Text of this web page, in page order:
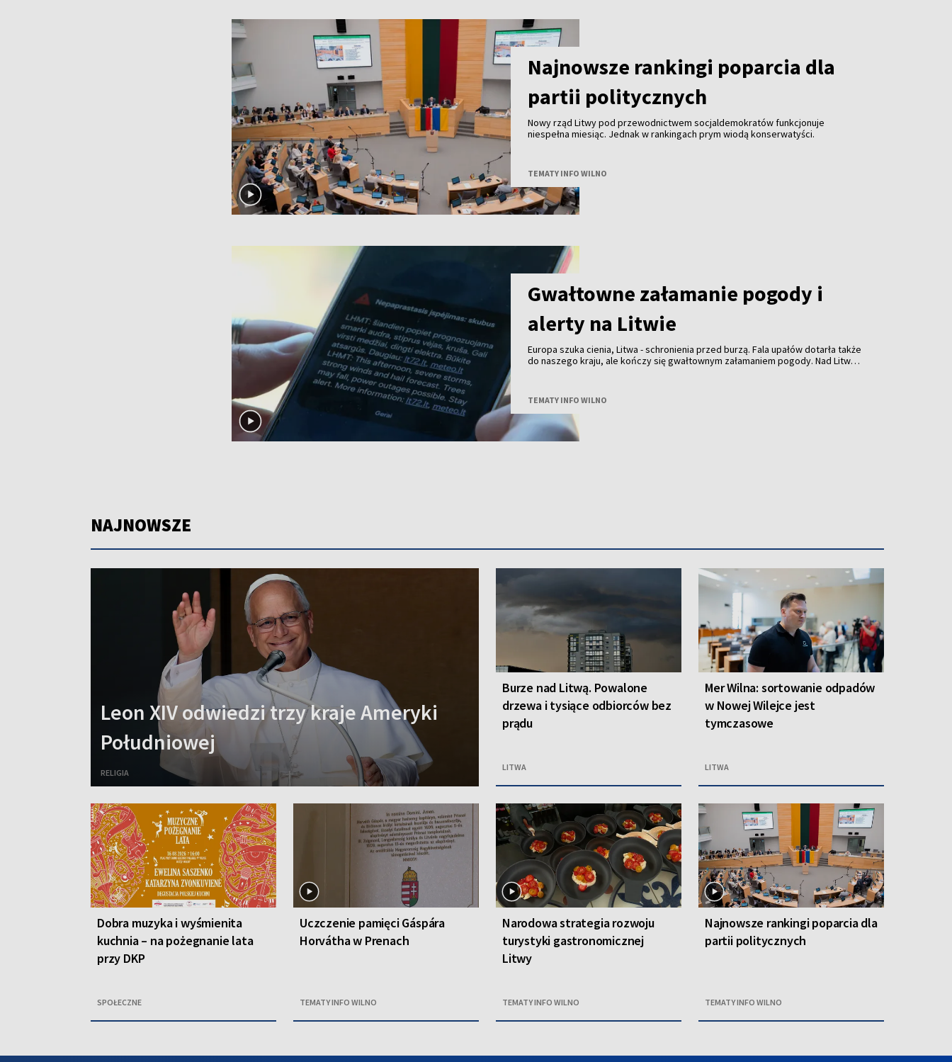
Najnowsze rankingi poparcia dla
partii politycznych
Nowy rząd Litwy pod przewodnictwem socjaldemokratów funkcjonuje
niespełna miesiąc. Jednak w rankingach prym wiodą konserwatyści.
TEMATY INFO WILNO
Gwałtowne załamanie pogody i
alerty na Litwie
Europa szuka cienia, Litwa - schronienia przed burzą. Fala upałów dotarła także
do naszego kraju, ale kończy się gwałtownym załamaniem pogody. Nad Litwą
TEMATY INFO WILNO
NAJNOWSZE
Leon XIV odwiedzi trzy kraje Ameryki
Południowej
RELIGIA
Burze nad Litwą. Powalone
drzewa i tysiące odbiorców bez
prądu
LITWA
Mer Wilna: sortowanie odpadów
w Nowej Wilejce jest
tymczasowe
LITWA
Dobra muzyka i wyśmienita
kuchnia – na pożegnanie lata
przy DKP
SPOŁECZNE
Uczczenie pamięci Gáspára
Horvátha w Prenach
TEMATY INFO WILNO
Narodowa strategia rozwoju
turystyki gastronomicznej
Litwy
TEMATY INFO WILNO
Najnowsze rankingi poparcia dla
partii politycznych
TEMATY INFO WILNO